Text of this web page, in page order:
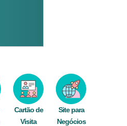
Cartão de
Visita
Site para
Negócios